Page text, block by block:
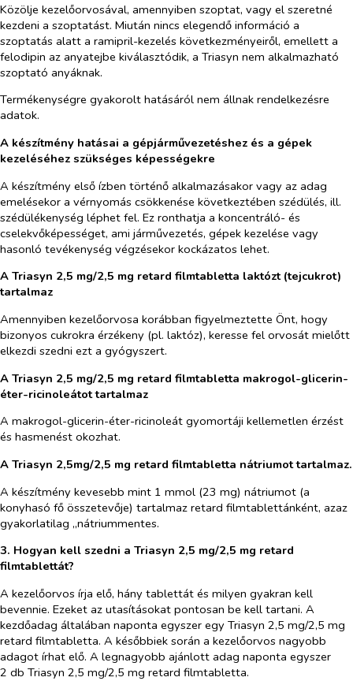
Közölje kezelőorvosával, amennyiben szoptat, vagy el szeretné
kezdeni a szoptatást. Miután nincs elegendő információ a
szoptatás alatt a ramipril-kezelés következményeiről, emellett a
felodipin az anyatejbe kiválasztódik, a Triasyn nem alkalmazható
szoptató anyáknak.
Termékenységre gyakorolt hatásáról nem állnak rendelkezésre
adatok.
A készítmény hatásai a gépjárművezetéshez és a gépek
kezeléséhez szükséges képességekre
A készítmény első ízben történő alkalmazásakor vagy az adag
emelésekor a vérnyomás csökkenése következtében szédülés, ill.
szédülékenység léphet fel. Ez ronthatja a koncentráló- és
cselekvőképességet, ami járművezetés, gépek kezelése vagy
hasonló tevékenység végzésekor kockázatos lehet.
A Triasyn 2,5 mg/2,5 mg retard filmtabletta laktózt (tejcukrot)
tartalmaz
Amennyiben kezelőorvosa korábban figyelmeztette Önt, hogy
bizonyos cukrokra érzékeny (pl. laktóz), keresse fel orvosát mielőtt
elkezdi szedni ezt a gyógyszert.
A Triasyn 2,5 mg/2,5 mg retard filmtabletta makrogol-glicerin-
éter-ricinoleátot tartalmaz
A makrogol-glicerin-éter-ricinoleát gyomortáji kellemetlen érzést
és hasmenést okozhat.
A Triasyn 2,5mg/2,5 mg retard filmtabletta nátriumot tartalmaz.
A készítmény kevesebb mint 1 mmol (23 mg) nátriumot (a
konyhasó fő összetevője) tartalmaz retard filmtablettánként, azaz
gyakorlatilag „nátriummentes.
3. Hogyan kell szedni a Triasyn 2,5 mg/2,5 mg retard
filmtablettát?
A kezelőorvos írja elő, hány tablettát és milyen gyakran kell
bevennie. Ezeket az utasításokat pontosan be kell tartani. A
kezdőadag általában naponta egyszer egy Triasyn 2,5 mg/2,5 mg
retard filmtabletta. A későbbiek során a kezelőorvos nagyobb
adagot írhat elő. A legnagyobb ajánlott adag naponta egyszer
2 db Triasyn 2,5 mg/2,5 mg retard filmtabletta.